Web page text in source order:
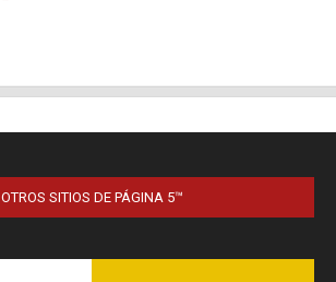
OTROS SITIOS DE PÁGINA 5™